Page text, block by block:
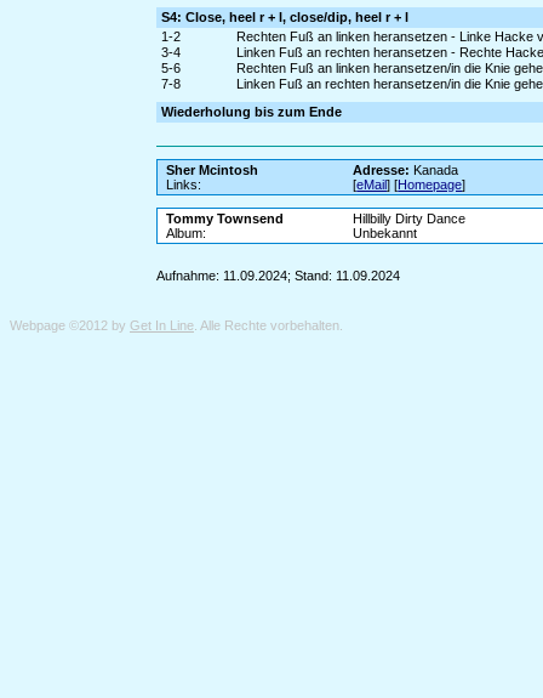
S4: Close, heel r + l, close/dip, heel r + l
1-2
Rechten Fuß an linken heransetzen - Linke Hacke
3-4
Linken Fuß an rechten heransetzen - Rechte
5-6
Rechten Fuß an linken heransetzen/in die Knie
7-8
Linken Fuß an rechten heransetzen/in die Knie
Wiederholung bis zum Ende
Sher Mcintosh Adresse: Kanada
Links:
[eMail] [Homepage]
Tommy Townsend
Hillbilly Dirty Dance
Album:
Unbekannt
Aufnahme: 11.09.2024; Stand: 11.09.2024
Webpage ©2012 by Get In Line . Alle Rechte vorbehalten.